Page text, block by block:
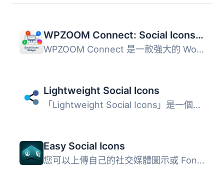
WPZOOM Connect: Social Icons Widget, Share Buttons & Click to Chat
WPZOOM Connect 是一款強大的 WordPress 外掛，能讓使用者輕...
Lightweight Social Icons
「Lightweight Social Icons」是一個簡易使用、輕量化的社交...
Easy Social Icons
您可以上傳自己的社交媒體圖示或 Font Awesome 社交媒體圖示...